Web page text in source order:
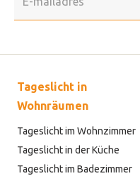
Tageslicht in
Wohnräumen
Tageslicht im Wohnzimmer
Tageslicht in der Küche
Tageslicht im Badezimmer